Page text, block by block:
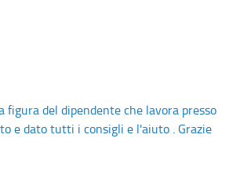
figura del dipendente che lavora presso
e dato tutti i consigli e l'aiuto . Grazie